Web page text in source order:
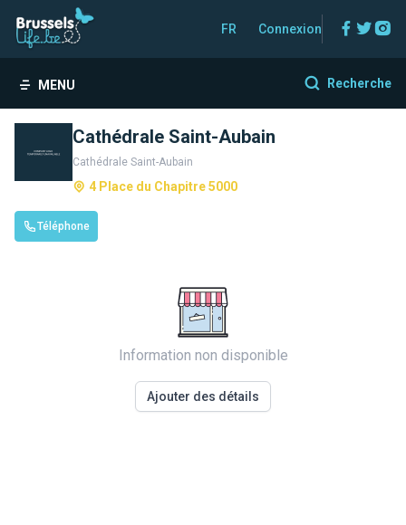
FR Connexion
MENU Recherche
Cathédrale Saint-Aubain
Cathédrale Saint-Aubain
4 Place du Chapitre 5000
Téléphone
Information non disponible
Ajouter des détails